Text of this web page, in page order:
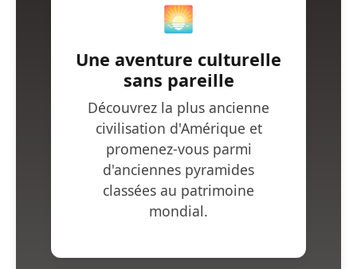
🌅
Une aventure culturelle
sans pareille
Découvrez la plus ancienne
civilisation d'Amérique et
promenez-vous parmi
d'anciennes pyramides
classées au patrimoine
mondial.